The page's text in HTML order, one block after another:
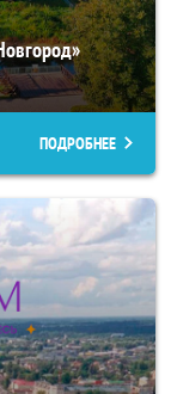
ПОДРОБНЕЕ